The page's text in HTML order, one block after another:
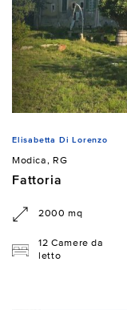
Elisabetta Di Lorenzo
Modica, RG
Fattoria
2000 mq
12 Camere da
letto